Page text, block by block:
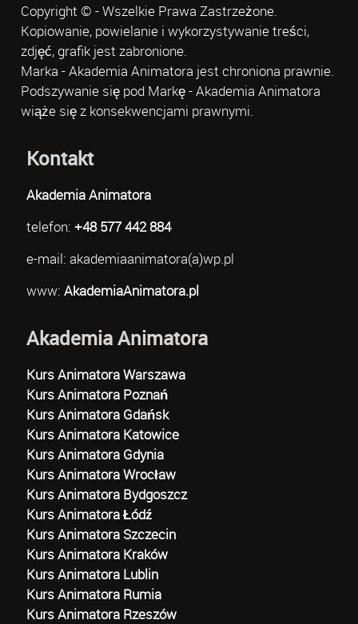
Copyright © - Wszelkie Prawa Zastrzeżone.
Kopiowanie, powielanie i wykorzystywanie treści,
zdjęć, grafik jest zabronione.
Marka - Akademia Animatora jest chroniona prawnie.
Podszywanie się pod Markę - Akademia Animatora
wiąże się z konsekwencjami prawnymi.
Kontakt
Akademia Animatora
telefon: +48 577 442 884
e-mail: akademiaanimatora(a)wp.pl
www: AkademiaAnimatora.pl
Akademia Animatora
Kurs Animatora Warszawa
Kurs Animatora Poznań
Kurs Animatora Gdańsk
Kurs Animatora Katowice
Kurs Animatora Gdynia
Kurs Animatora Wrocław
Kurs Animatora Bydgoszcz
Kurs Animatora Łódź
Kurs Animatora Szczecin
Kurs Animatora Kraków
Kurs Animatora Lublin
Kurs Animatora Rumia
Kurs Animatora Rzeszów